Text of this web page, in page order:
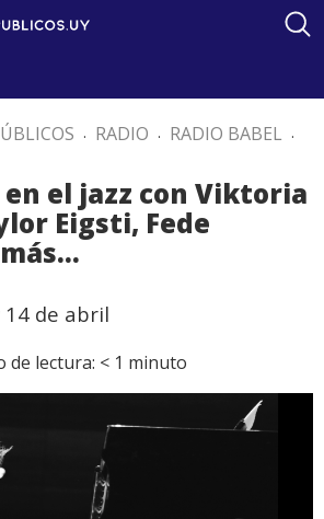
. RADIO . RADIO BABEL .
el jazz con Viktoria
Eigsti, Fede
14 de abril
de lectura: < 1 minuto